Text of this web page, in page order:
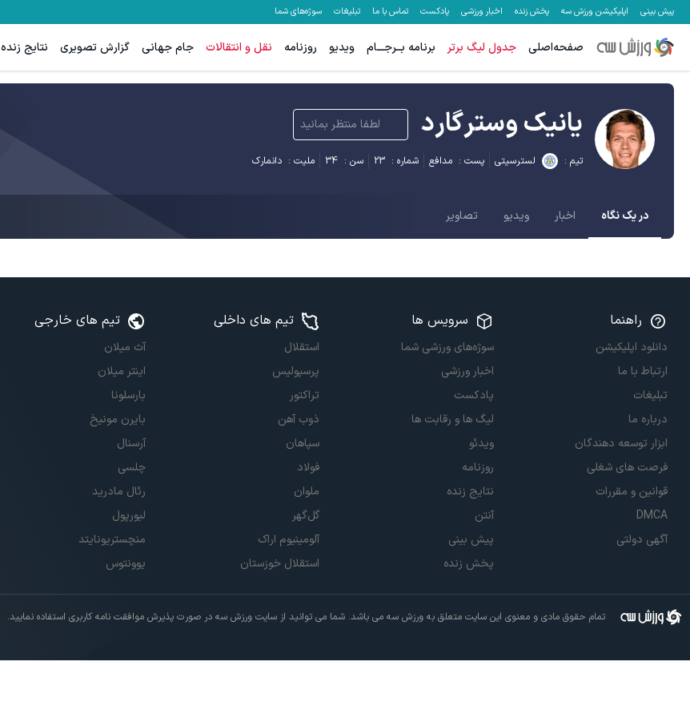
پیش بینی اپلیکیشن ورزش سه پخش زنده اخبار ورزشی پادکست تماس با ما تبلیغات سوژه‌های شما
صفحه‌اصلی جدول لیگ برتر برنامه بــرجـــام ویدیو روزنامه نقل و انتقالات جام جهانی گزارش تصویری نتایج زنده
یانیک وسترگارد لطفا منتظر بمانید
تیم : لسترسیتی پست : مدافع شماره : 23 سن : 34 ملیت : دانمارک
در یک نگاه اخبار ویدیو تصاویر
راهنما
دانلود اپلیکیشن
ارتباط با ما
تبلیغات
درباره ما
ابزار توسعه دهندگان
فرصت های شغلی
قوانین و مقررات
DMCA
آگهی دولتی
سرویس ها
سوژه‌های ورزشی شما
اخبار ورزشی
پادکست
لیگ ها و رقابت ها
ویدئو
روزنامه
نتایج زنده
آنتن
پیش بینی
پخش زنده
تیم های داخلی
استقلال
پرسپولیس
تراکتور
ذوب آهن
سپاهان
فولاد
ملوان
گل‌گهر
آلومینیوم اراک
استقلال خوزستان
تیم های خارجی
آث میلان
اینتر میلان
بارسلونا
بایرن مونیخ
آرسنال
چلسی
رئال مادرید
لیورپول
منچستریونایتد
یوونتوس
تمام حقوق مادی و معنوی این سایت متعلق به ورزش سه می باشد. شما می توانید از سایت ورزش سه در صورت پذیرش موافقت نامه کاربری استفاده نمایید.